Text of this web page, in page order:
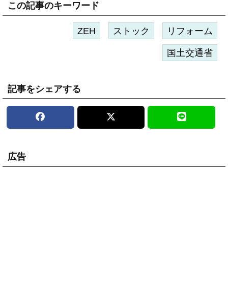
この記事のキーワード
ZEH ストック リフォーム
国土交通省
記事をシェアする
広告